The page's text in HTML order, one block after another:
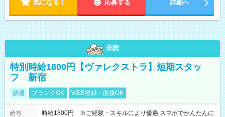
気になる！ 応募する 詳細へ
未読
特別時給1800円【ヴァレクストラ】短期スタッ
フ 新宿
派遣 ブランクOK WEB登録・面接OK
給与
時給1800円 ※ご経験・スキルにより優遇 スマホでかんたんに